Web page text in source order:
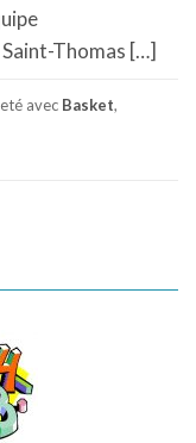
Thomas […]
avec Basket,